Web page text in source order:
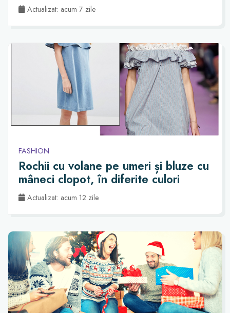
Actualizat: acum 7 zile
FASHION
Rochii cu volane pe umeri și bluze cu
mâneci clopot, în diferite culori
Actualizat: acum 12 zile